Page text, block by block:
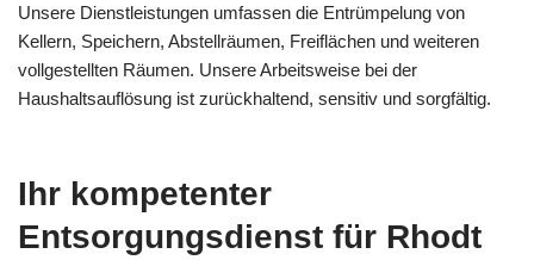
Unsere Dienstleistungen umfassen die Entrümpelung von
Kellern, Speichern, Abstellräumen, Freiflächen und weiteren
vollgestellten Räumen. Unsere Arbeitsweise bei der
Haushaltsauflösung ist zurückhaltend, sensitiv und sorgfältig.
Ihr kompetenter
Entsorgungsdienst für Rhodt